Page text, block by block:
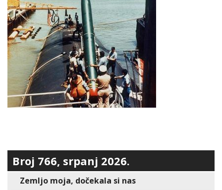
Broj 766, srpanj 2026.
Zemljo moja, dočekala si nas